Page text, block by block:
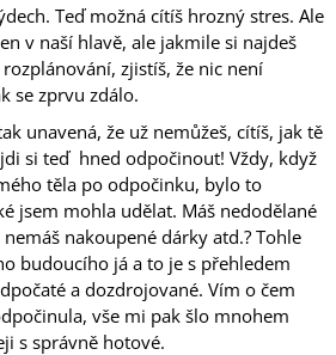
Teď možná cítíš hrozný stres. Ale
v naší hlavě, ale jakmile si najdeš
zjistíš, že nic není
se zprvu zdálo.
unavená, že už nemůžeš, cítíš, jak tě
si teď hned odpočinout! Vždy, když
těla po odpočinku, bylo to
jsem mohla udělat. Máš nedodělané
nakoupené dárky atd.? Tohle
budoucího já a to je s přehledem
a dozdrojované. Vím o čem
vše mi pak šlo mnohem
s správně hotové.